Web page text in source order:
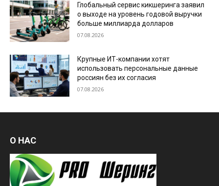
Глобальный сервис кикшеринга заявил
о выходе на уровень годовой выручки
больше миллиарда долларов
07.08.2026
Крупные ИТ-компании хотят
использовать персональные данные
россиян без их согласия
07.08.2026
О НАС